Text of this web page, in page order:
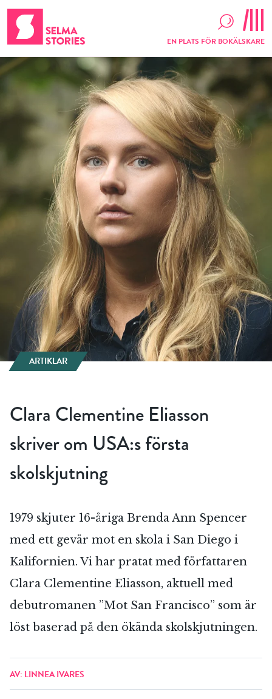
EN PLATS FÖR BOKÄLSKARE
ARTIKLAR
Clara Clementine Eliasson
skriver om USA:s första
skolskjutning
1979 skjuter 16-åriga Brenda Ann Spencer
med ett gevär mot en skola i San Diego i
Kalifornien. Vi har pratat med författaren
Clara Clementine Eliasson, aktuell med
debutromanen ”Mot San Francisco” som är
löst baserad på den ökända skolskjutningen.
AV: LINNEA IVARES